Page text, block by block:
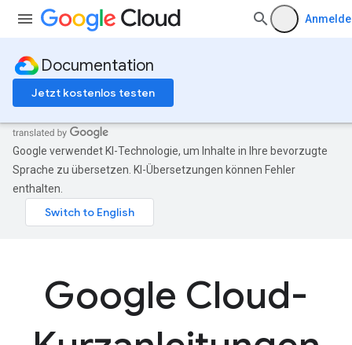
Documentation
Jetzt kostenlos testen
Google verwendet KI-Technologie, um Inhalte in Ihre bevorzugte
Sprache zu übersetzen. KI-Übersetzungen können Fehler
enthalten.
Google Cloud-